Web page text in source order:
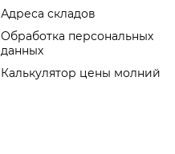
Адреса складов
Обработка персональных
данных
Калькулятор цены молний